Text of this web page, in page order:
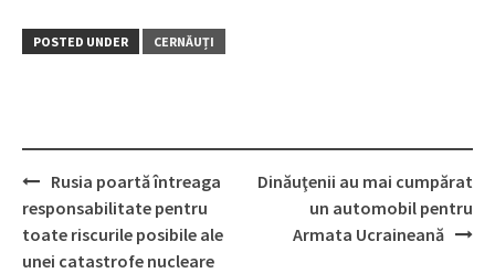
POSTED UNDER CERNĂUȚI
Post
navigation
Rusia poartă întreaga
responsabilitate pentru
toate riscurile posibile ale
unei catastrofe nucleare
Dinăuţenii au mai cumpărat
un automobil pentru
Armata Ucraineană